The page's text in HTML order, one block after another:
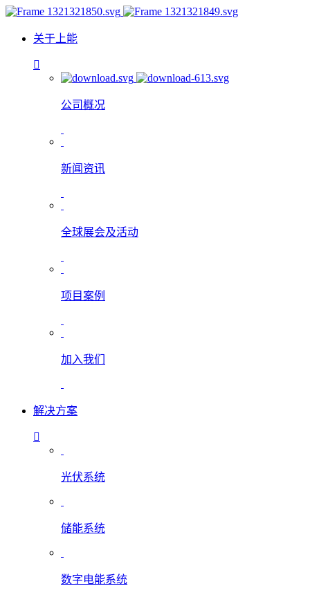
关于上能
公司概况
新闻资讯
全球展会及活动
项目案例
加入我们
解决方案
光伏系统
储能系统
数字电能系统